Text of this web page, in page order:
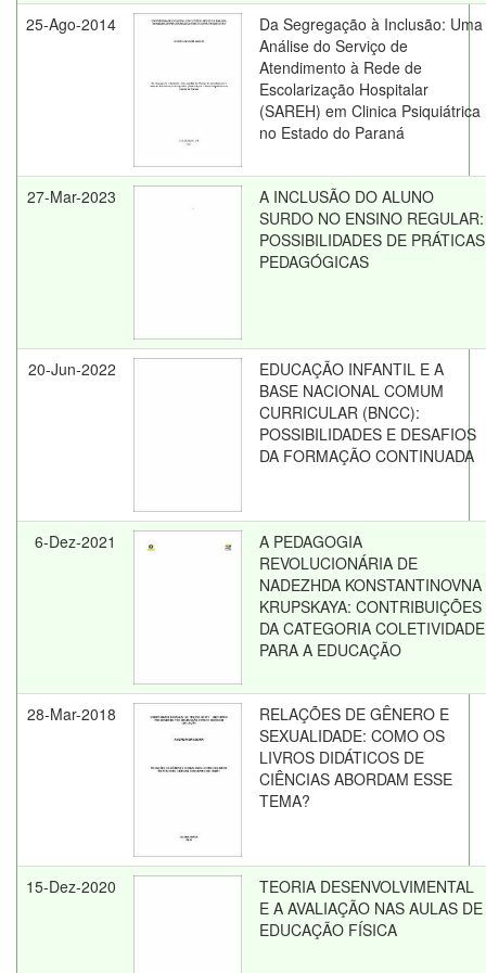
25-Ago-2014
Da Segregação à Inclusão: Uma
Análise do Serviço de
Atendimento à Rede de
Escolarização Hospitalar
(SAREH) em Clinica Psiquiátrica
no Estado do Paraná
27-Mar-2023
A INCLUSÃO DO ALUNO
SURDO NO ENSINO REGULAR:
POSSIBILIDADES DE PRÁTICAS
PEDAGÓGICAS
20-Jun-2022
EDUCAÇÃO INFANTIL E A
BASE NACIONAL COMUM
CURRICULAR (BNCC):
POSSIBILIDADES E DESAFIOS
DA FORMAÇÃO CONTINUADA
6-Dez-2021
A PEDAGOGIA
REVOLUCIONÁRIA DE
NADEZHDA KONSTANTINOVNA
KRUPSKAYA: CONTRIBUIÇÕES
DA CATEGORIA COLETIVIDADE
PARA A EDUCAÇÃO
28-Mar-2018
RELAÇÕES DE GÊNERO E
SEXUALIDADE: COMO OS
LIVROS DIDÁTICOS DE
CIÊNCIAS ABORDAM ESSE
TEMA?
15-Dez-2020
TEORIA DESENVOLVIMENTAL
E A AVALIAÇÃO NAS AULAS DE
EDUCAÇÃO FÍSICA